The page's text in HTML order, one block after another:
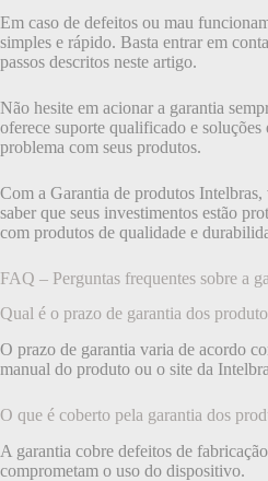
Em caso de defeitos ou mau
simples e rápido. Basta entrar em
passos descritos neste artigo.
Não hesite em acionar a garantia
oferece suporte qualificado e
problema com seus produtos.
Com a Garantia de produtos
saber que seus investimentos estão
com produtos de qualidade e
FAQ – Perguntas frequentes sobre a
Qual é o prazo de garantia dos
O prazo de garantia varia de acordo
manual do produto ou o site da
O que é coberto pela garantia dos
A garantia cobre defeitos de
comprometam o uso do dispositivo.